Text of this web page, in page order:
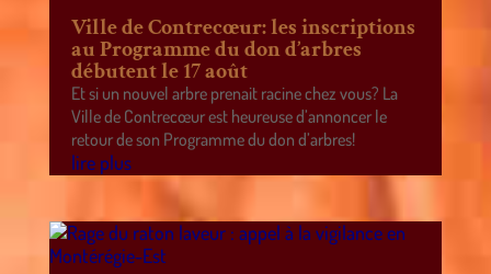
Ville de Contrecœur: les inscriptions
au Programme du don d’arbres
débutent le 17 août
Et si un nouvel arbre prenait racine chez vous? La
Ville de Contrecœur est heureuse d’annoncer le
retour de son Programme du don d’arbres!
lire plus